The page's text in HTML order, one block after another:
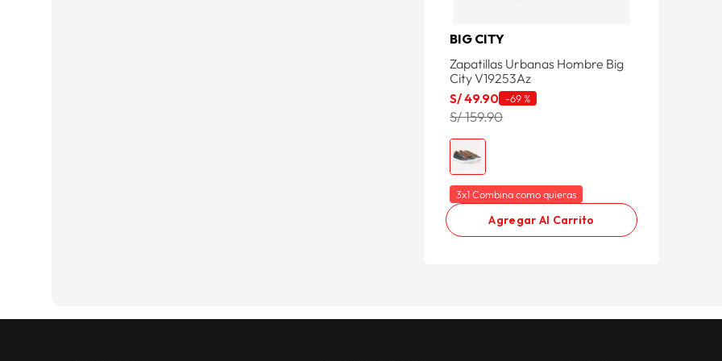
BIG CITY
Zapatillas Urbanas Hombre Big
City V19253Az
S/49.90 -69 %
S/ 159.90
3x1 Combina como quieras
Agregar Al Carrito